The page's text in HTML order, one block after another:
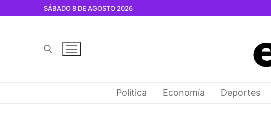
SÁBADO 8 DE AGOSTO 2026
Política Economía Deportes